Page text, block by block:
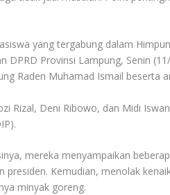
yang tergabung dalam
DPRD Provinsi Lampung, Senin
Raden Muhamad Ismail beserta
Rizal, Deni Ribowo, dan Midi
mereka menyampaikan
presiden. Kemudian, menolak
minyak goreng.